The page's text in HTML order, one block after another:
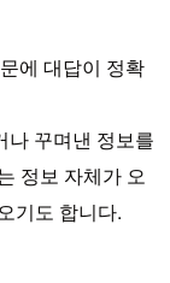
에 대답이 정확
나 꾸며낸 정보를
정보 자체가 오
기도 합니다.